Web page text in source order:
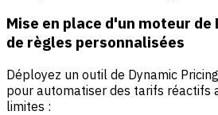
Mise en place d'un moteur de
de règles personnalisées
Déployez un outil de Dynamic
pour automatiser des tarifs réactifs
limites :